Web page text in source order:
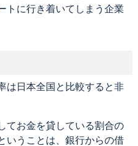
トに行き着いてしまう企業
は日本全国と比較すると非
てお金を貸している割合の
いうことは、銀行からの借